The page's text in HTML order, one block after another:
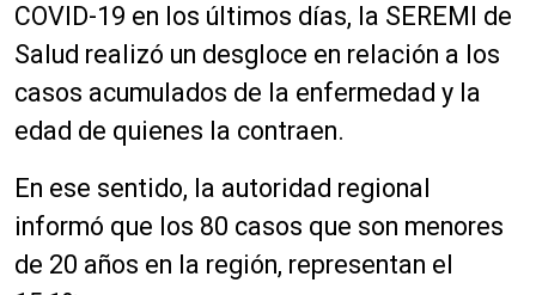
COVID-19 en los últimos días, la SEREMI de
Salud realizó un desgloce en relación a los
casos acumulados de la enfermedad y la
edad de quienes la contraen.
En ese sentido, la autoridad regional
informó que los 80 casos que son menores
de 20 años en la región, representan el